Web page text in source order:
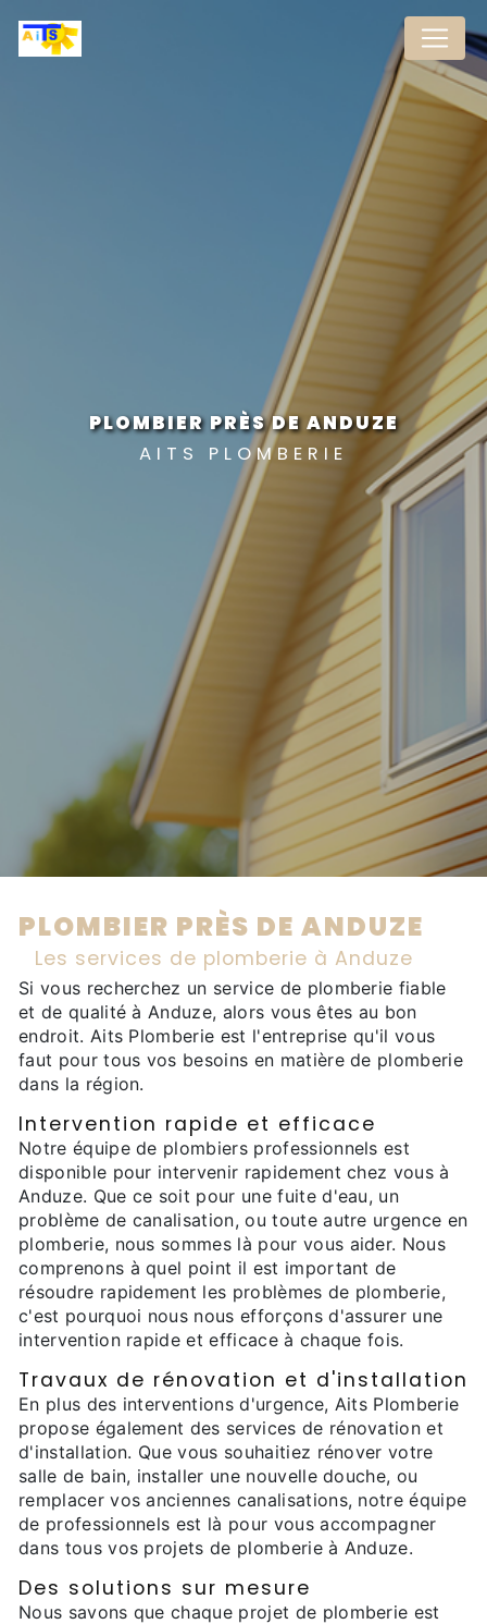
PLOMBIER PRÈS DE ANDUZE
AITS PLOMBERIE
PLOMBIER PRÈS DE ANDUZE
Les services de plomberie à Anduze
Si vous recherchez un service de plomberie fiable
et de qualité à Anduze, alors vous êtes au bon
endroit. Aits Plomberie est l'entreprise qu'il vous
faut pour tous vos besoins en matière de plomberie
dans la région.
Intervention rapide et efficace
Notre équipe de plombiers professionnels est
disponible pour intervenir rapidement chez vous à
Anduze. Que ce soit pour une fuite d'eau, un
problème de canalisation, ou toute autre urgence en
plomberie, nous sommes là pour vous aider. Nous
comprenons à quel point il est important de
résoudre rapidement les problèmes de plomberie,
c'est pourquoi nous nous efforçons d'assurer une
intervention rapide et efficace à chaque fois.
Travaux de rénovation et d'installation
En plus des interventions d'urgence, Aits Plomberie
propose également des services de rénovation et
d'installation. Que vous souhaitiez rénover votre
salle de bain, installer une nouvelle douche, ou
remplacer vos anciennes canalisations, notre équipe
de professionnels est là pour vous accompagner
dans tous vos projets de plomberie à Anduze.
Des solutions sur mesure
Nous savons que chaque projet de plomberie est